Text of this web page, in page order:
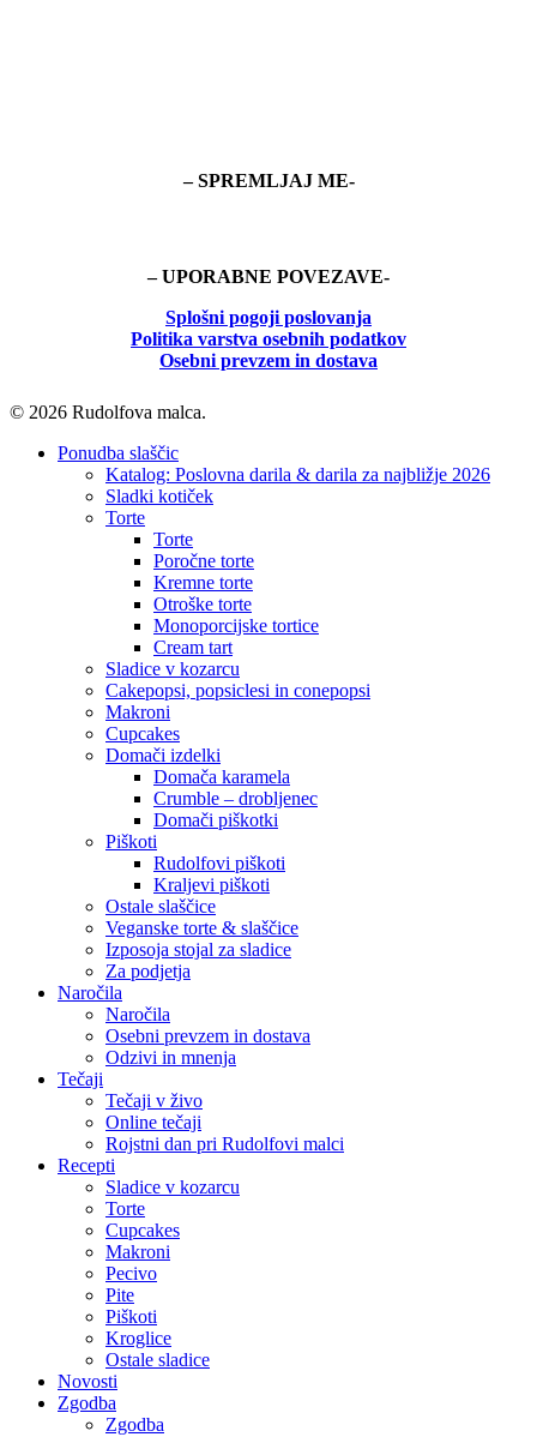
– SPREMLJAJ ME-
– UPORABNE POVEZAVE-
Splošni pogoji poslovanja
Politika varstva osebnih podatkov
Osebni prevzem in dostava
© 2026 Rudolfova malca.
Close
Ponudba slaščic
Katalog: Poslovna darila & darila za najbližje 2026
Sladki kotiček
Torte
Torte
Poročne torte
Kremne torte
Otroške torte
Monoporcijske tortice
Cream tart
Sladice v kozarcu
Cakepopsi, popsiclesi in conepopsi
Makroni
Cupcakes
Domači izdelki
Domača karamela
Crumble – drobljenec
Domači piškotki
Piškoti
Rudolfovi piškoti
Kraljevi piškoti
Ostale slaščice
Veganske torte & slaščice
Izposoja stojal za sladice
Za podjetja
Naročila
Naročila
Osebni prevzem in dostava
Odzivi in mnenja
Tečaji
Tečaji v živo
Online tečaji
Rojstni dan pri Rudolfovi malci
Recepti
Sladice v kozarcu
Torte
Cupcakes
Makroni
Pecivo
Pite
Piškoti
Kroglice
Ostale sladice
Novosti
Zgodba
Zgodba